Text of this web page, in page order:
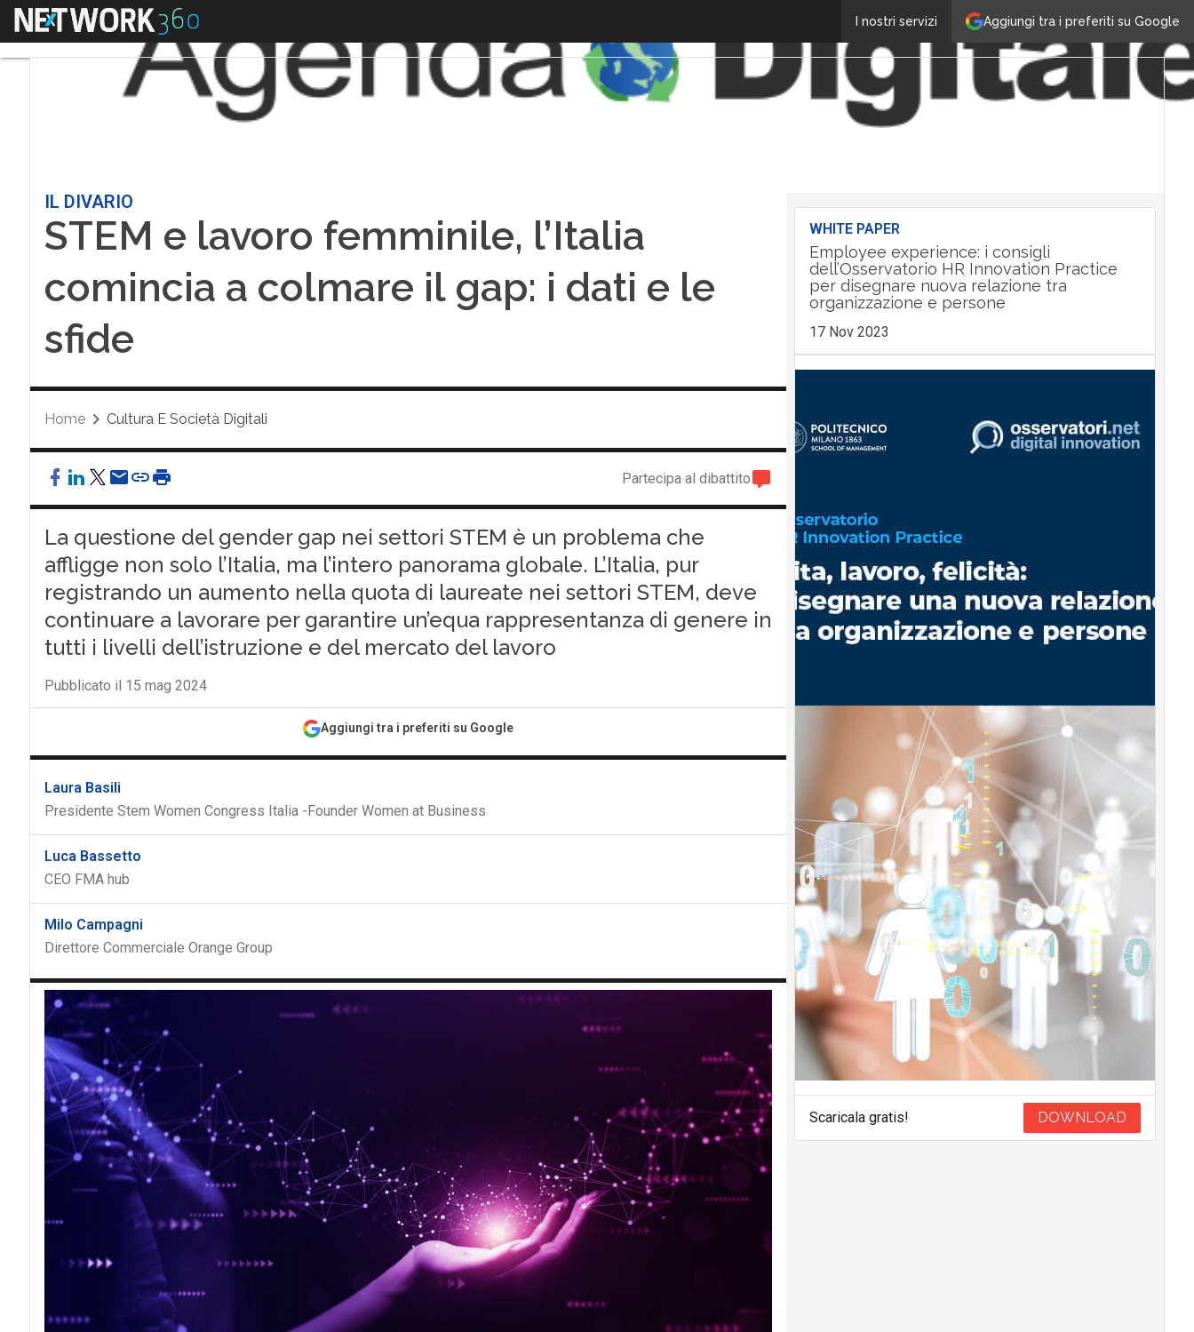
Aggiungi tra i preferiti su Google
I nostri servizi
Menu
IL DIVARIO
STEM e lavoro femminile, l’Italia
comincia a colmare il gap: i dati e le
sfide
Home Cultura E Società Digitali
Partecipa al dibattito
La questione del gender gap nei settori STEM è un problema che
affligge non solo l’Italia, ma l’intero panorama globale. L’Italia, pur
registrando un aumento nella quota di laureate nei settori STEM, deve
continuare a lavorare per garantire un’equa rappresentanza di genere in
tutti i livelli dell’istruzione e del mercato del lavoro
Pubblicato il 15 mag 2024
Aggiungi tra i preferiti su Google
Laura Basili
Presidente Stem Women Congress Italia -Founder Women at Business
Luca Bassetto
CEO FMA hub
Milo Campagni
Direttore Commerciale Orange Group
WHITE PAPER
Employee experience: i consigli
dell’Osservatorio HR Innovation Practice
per disegnare nuova relazione tra
organizzazione e persone
17 Nov 2023
Scaricala gratis! DOWNLOAD